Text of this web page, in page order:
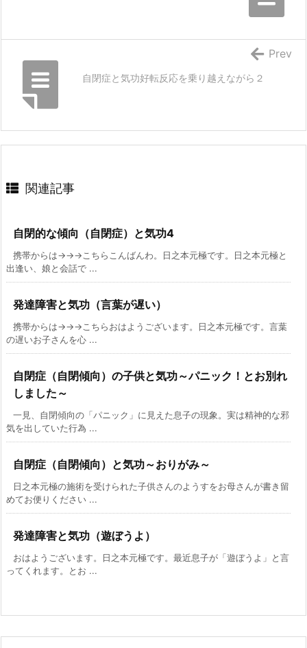
自閉症と気功好転反応を乗り越えながら２
Prev
関連記事
自閉的な傾向（自閉症）と気功4
携帯からは→→→こちらこんばんわ。日之本元極です。日之本元極と
出逢い、娘と会話で ...
発達障害と気功（言葉が遅い）
携帯からは→→→こちらおはようございます。日之本元極です。言葉
の遅いお子さんを心 ...
自閉症（自閉傾向）の子供と気功～パニック！とお別れ
しました～
一見、自閉傾向の「パニック」に見えた息子の現象。実は精神的な邪
気を出していた行為 ...
自閉症（自閉傾向）と気功～おりがみ～
日之本元極の施術を受けられた子供さんのようすをお母さんが書き留
めてお便りください ...
発達障害と気功（遊ぼうよ）
おはようございます。日之本元極です。最近息子が「遊ぼうよ」と言
ってくれます。とお ...